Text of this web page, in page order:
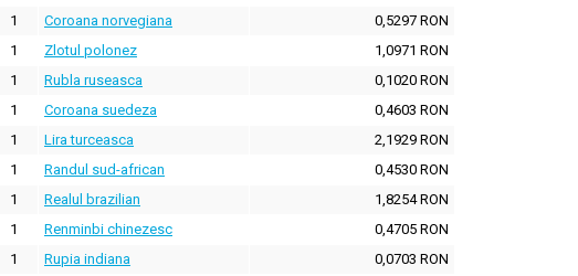
1 Coroana norvegiana
0,5297 RON
1 Zlotul polonez
1,0971 RON
1 Rubla ruseasca
0,1020 RON
1 Coroana suedeza
0,4603 RON
1 Lira turceasca
2,1929 RON
1 Randul sud-african
0,4530 RON
1 Realul brazilian
1,8254 RON
1 Renminbi chinezesc
0,4705 RON
1 Rupia indiana
0,0703 RON